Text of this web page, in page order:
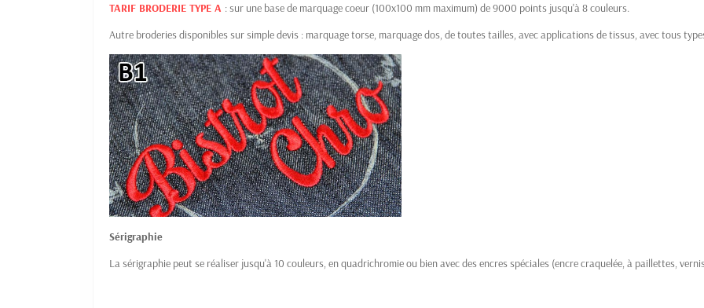
TARIF BRODERIE TYPE A : sur une base de marquage coeur (100x100 mm maximum) de 9000 points jusqu'à 8 couleurs.
Autre broderies disponibles sur simple devis : marquage torse, marquage dos, de toutes tailles, avec applications de tissus, avec tous
Sérigraphie
La sérigraphie peut se réaliser jusqu'à 10 couleurs, en quadrichromie ou bien avec des encres spéciales (encre craquelée, à paillettes,